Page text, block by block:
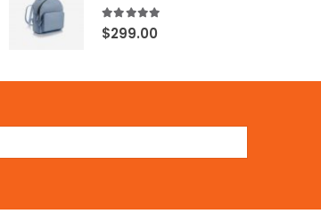
5.00out of 5
$299.00